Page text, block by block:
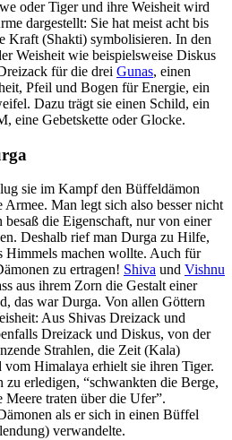
oder Tiger und ihre Weisheit wird
dargestellt: Sie hat meist acht bis
Kraft (Shakti) symbolisieren. In den
Weisheit wie beispielsweise Diskus
für die drei Gunas, einen
Pfeil und Bogen für Energie, ein
Dazu trägt sie einen Schild, ein
eine Gebetskette oder Glocke.
sie im Kampf den Büffeldämon
Armee. Man legt sich also besser nicht
die Eigenschaft, nur von einer
Deshalb rief man Durga zu Hilfe,
Himmels machen wollte. Auch für
zu ertragen! Shiva und Vishnu
aus ihrem Zorn die Gestalt einer
das war Durga. Von allen Göttern
Aus Shivas Dreizack und
Dreizack und Diskus, von der
Strahlen, die Zeit (Kala)
Himalaya erhielt sie ihren Tiger.
erledigen, “schwankten die Berge,
traten über die Ufer”.
als er sich in einen Büffel
verwandelte.